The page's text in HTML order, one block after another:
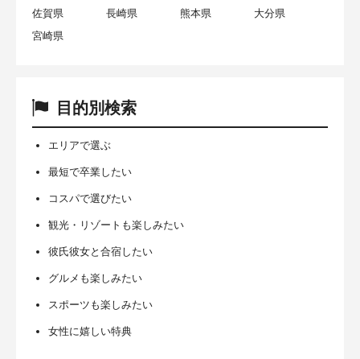
佐賀県 長崎県 熊本県
大分県
宮崎県
目的別検索
エリアで選ぶ
最短で卒業したい
コスパで選びたい
観光・リゾートも楽しみたい
彼氏彼女と合宿したい
グルメも楽しみたい
スポーツも楽しみたい
女性に嬉しい特典